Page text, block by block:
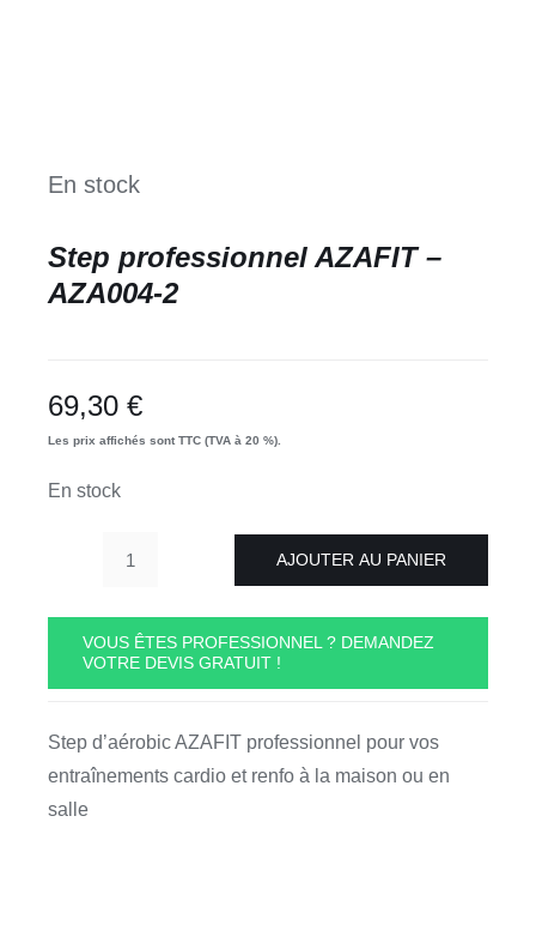
En stock
Step professionnel AZAFIT –
AZA004-2
69,30 €
Les prix affichés sont TTC (TVA à 20 %).
En stock
quantité
Step
professionnel
AJOUTER AU PANIER
VOUS ÊTES PROFESSIONNEL ? DEMANDEZ
VOTRE DEVIS GRATUIT !
Step d’aérobic AZAFIT professionnel pour vos
entraînements cardio et renfo à la maison ou en
salle